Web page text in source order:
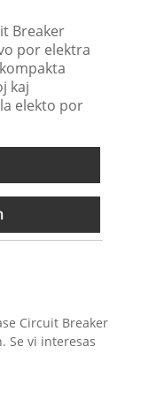
Breaker
por elektra
kaj
elekto por
Circuit Breaker
Se vi interesas